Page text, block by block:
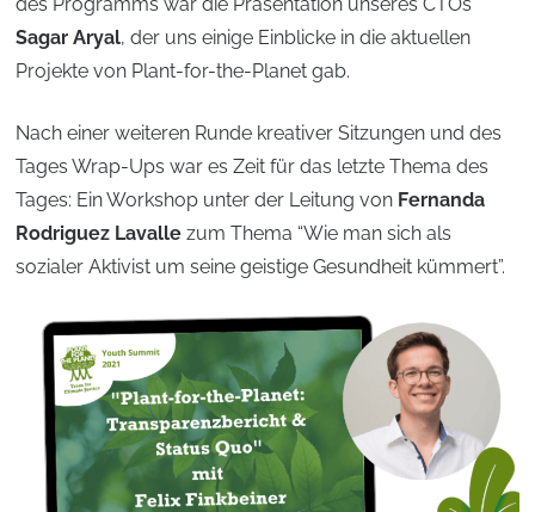
Sagar Aryal, der uns einige Einblicke in die aktuellen
Projekte von Plant-for-the-Planet gab.
Nach einer weiteren Runde kreativer Sitzungen und des
Tages Wrap-Ups war es Zeit für das letzte Thema des
Tages: Ein Workshop unter der Leitung von Fernanda
Rodriguez Lavalle zum Thema “Wie man sich als
sozialer Aktivist um seine geistige Gesundheit kümmert”.